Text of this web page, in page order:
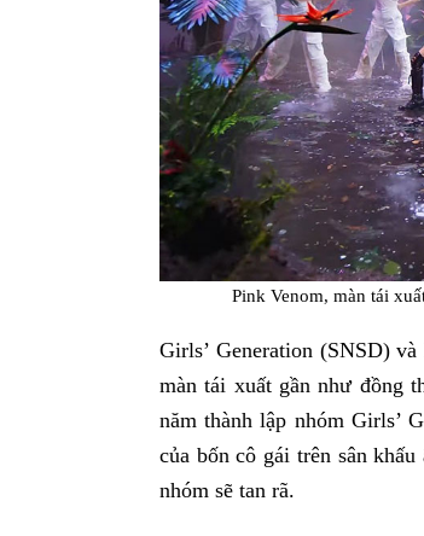
Pink Venom, màn tái
Girls’ Generation (SNSD)
màn tái xuất gần như đồng
năm thành lập nhóm Girls’
của bốn cô gái trên sân
nhóm sẽ tan rã.